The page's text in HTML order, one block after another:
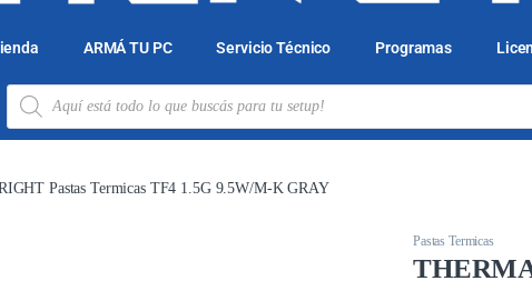
ARMÁ TU PC Servicio Técnico Programas
Pastas Termicas TF4 1.5G 9.5W/M-K GRAY
Pastas Termicas